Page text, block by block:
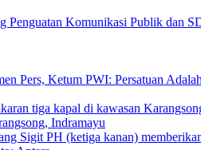
Penguatan Komunikasi Publik dan
Pers, Ketum PWI: Persatuan
Indramayu